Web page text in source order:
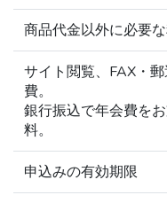
商品代金以外に必要
サイト閲覧、FAX・
費。
銀行振込で年会費を
料。
申込みの有効期限